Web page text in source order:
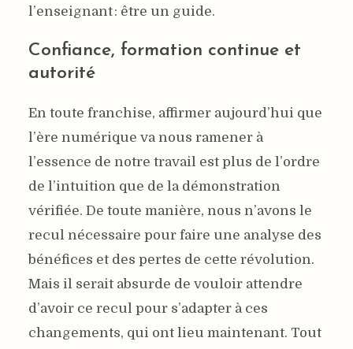
l’enseignant : être un guide.
Confiance, formation continue et
autorité
En toute franchise, affirmer aujourd’hui que
l’ère numérique va nous ramener à
l’essence de notre travail est plus de l’ordre
de l’intuition que de la démonstration
vérifiée. De toute manière, nous n’avons le
recul nécessaire pour faire une analyse des
bénéfices et des pertes de cette révolution.
Mais il serait absurde de vouloir attendre
d’avoir ce recul pour s’adapter à ces
changements, qui ont lieu maintenant. Tout